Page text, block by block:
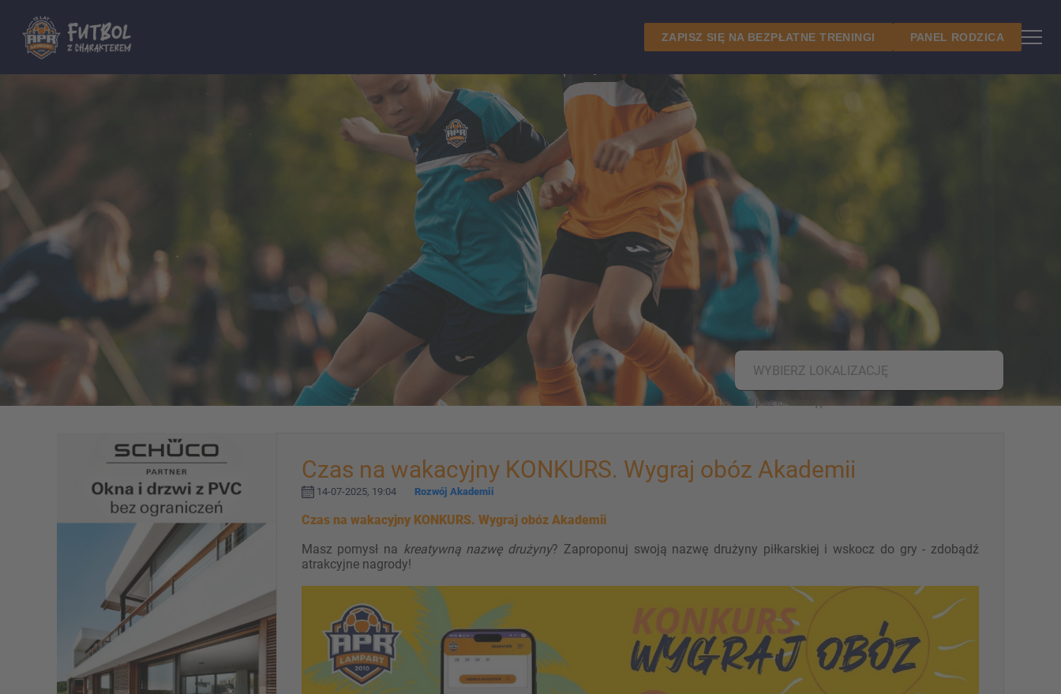
ZAPISZ SIĘ NA BEZPŁATNE TRENINGI PANEL RODZICA
WYBIERZ LOKALIZACJĘ
Czas na wakacyjny KONKURS. Wygraj obóz Akademii
14-07-2025, 19:04 Rozwój Akademii
Czas na wakacyjny KONKURS. Wygraj obóz Akademii
Masz pomysł na kreatywną nazwę drużyny? Zaproponuj swoją nazwę drużyny piłkarskiej i wskocz do gry - zdobądź
atrakcyjne nagrody!